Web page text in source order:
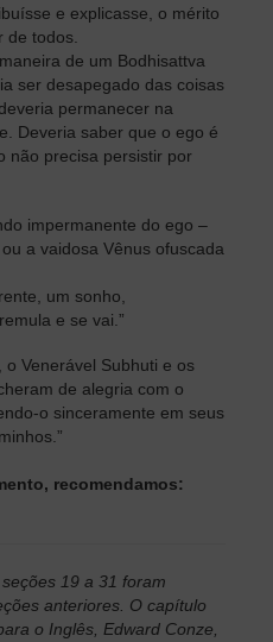
e explicasse, o mérito
todos.
de um Bodhisattva
ser desapegado das coisas
permanecer na
Deveria saber que o ego é
não precisa persistir por
impermanente do ego –
a vaidosa Vênus ofuscada
um sonho,
e se vai.”
Venerável Subhuti e os
de alegria com o
o sinceramente em seus
recomendamos:
19 a 31 foram
anteriores. O capítulo
o Inglês, Edward Conze,